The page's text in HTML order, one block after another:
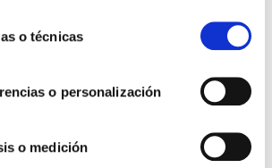
o técnicas
o personalización
o medición
ácidos grasos Omega 3, selenio,
D, B12 y B6. De hecho, el
fuente natural de esta vitamina.
fríos, al horno… las recetas con atún son